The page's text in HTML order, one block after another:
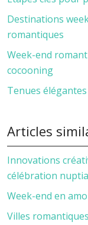
Destinations
romantiques
Week-end
cocooning
Tenues
Articles
Innovations
célébration
Week-end en
Villes